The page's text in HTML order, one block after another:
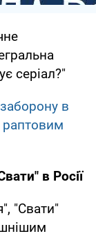
серіал?"
в
раптовим
в Росії
"Свати"